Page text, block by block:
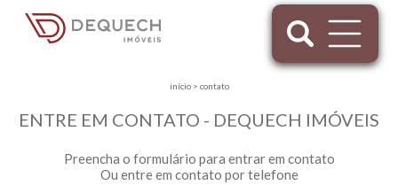
início> contato
ENTRE EM CONTATO - DEQUECH IMÓVEIS
Preencha o formulário para entrar em contato
Ou entre em contato por telefone